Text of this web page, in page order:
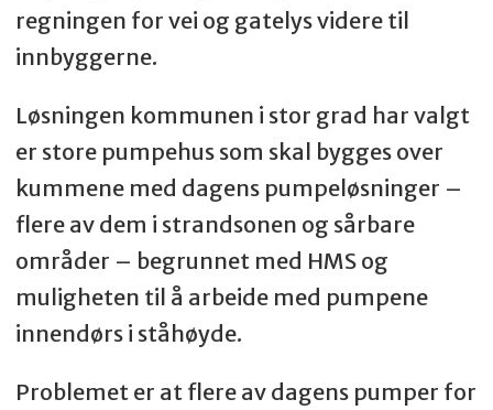
regningen for vei og gatelys videre til
innbyggerne.
Løsningen kommunen i stor grad har valgt
er store pumpehus som skal bygges over
kummene med dagens pumpeløsninger –
flere av dem i strandsonen og sårbare
områder – begrunnet med HMS og
muligheten til å arbeide med pumpene
innendørs i ståhøyde.
Problemet er at flere av dagens pumper for